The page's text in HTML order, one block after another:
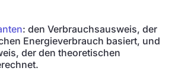
: den Verbrauchsausweis, der
Energieverbrauch basiert, und
der den theoretischen